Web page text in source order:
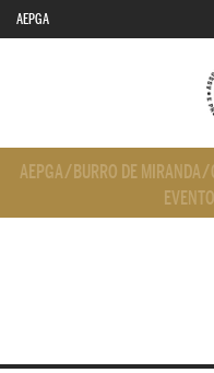
AEPGA
AEPGA/ BURRO DE MIRANDA/